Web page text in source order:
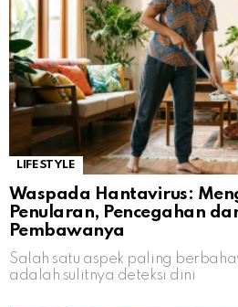
LIFESTYLE
Waspada Hantavirus:
Penularan, Pencegahan
Pembawanya
Salah satu aspek paling
adalah sulitnya deteksi dini